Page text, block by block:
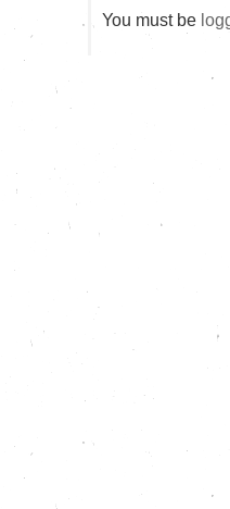
You must be